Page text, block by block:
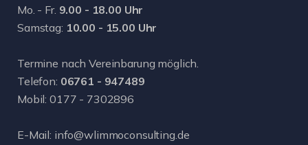
Mo. - Fr. 9.00 - 18.00 Uhr
Samstag: 10.00 - 15.00 Uhr
Termine nach Vereinbarung möglich.
Telefon: 06761 - 947489
Mobil: 0177 - 7302896
E-Mail: info@wlimmoconsulting.de